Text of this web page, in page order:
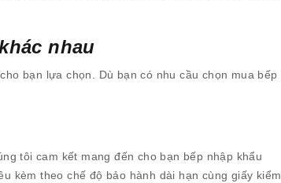
nhau
bạn lựa chọn. Dù bạn có nhu cầu chọn mua bếp
tôi cam kết mang đến cho bạn bếp nhập khẩu
kèm theo chế độ bảo hành dài hạn cùng giấy kiểm